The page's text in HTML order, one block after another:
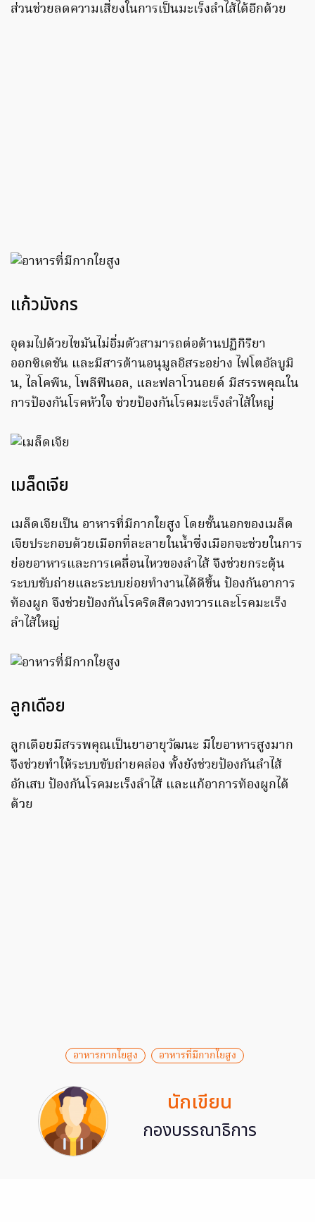
ส่วนช่วยลดความเสี่ยงในการเป็นมะเร็งลำไส้ได้อีกด้วย
แก้วมังกร
อุดมไปด้วยไขมันไม่อิ่มตัวสามารถต่อต้านปฏิกิริยา
ออกซิเดชัน และมีสารต้านอนุมูลอิสระอย่าง ไฟโตอัลบูมิ
น, ไลโคพีน, โพลีฟีนอล, และฟลาโวนอยด์ มีสรรพคุณใน
การป้องกันโรคหัวใจ ช่วยป้องกันโรคมะเร็งลำไส้ใหญ่
เมล็ดเจีย
เมล็ดเจียเป็น อาหารที่มีกากใยสูง โดยชั้นนอกของเมล็ด
เจียประกอบด้วยเมือกที่ละลายในน้ำซึ่งเมือกจะช่วยในการ
ย่อยอาหารและการเคลื่อนไหวของลำไส้ จึงช่วยกระตุ้น
ระบบขับถ่ายและระบบย่อยทำงานได้ดีขึ้น ป้องกันอาการ
ท้องผูก จึงช่วยป้องกันโรคริดสีดวงทวารและโรคมะเร็ง
ลำไส้ใหญ่
ลูกเดือย
ลูกเดือยมีสรรพคุณเป็นยาอายุวัฒนะ มีใยอาหารสูงมาก
จึงช่วยทำให้ระบบขับถ่ายคล่อง ทั้งยังช่วยป้องกันลำไส้
อักเสบ ป้องกันโรคมะเร็งลำไส้ และแก้อาการท้องผูกได้
ด้วย
อาหารกากใยสูง อาหารที่มีกากใยสูง
นักเขียน
กองบรรณาธิการ